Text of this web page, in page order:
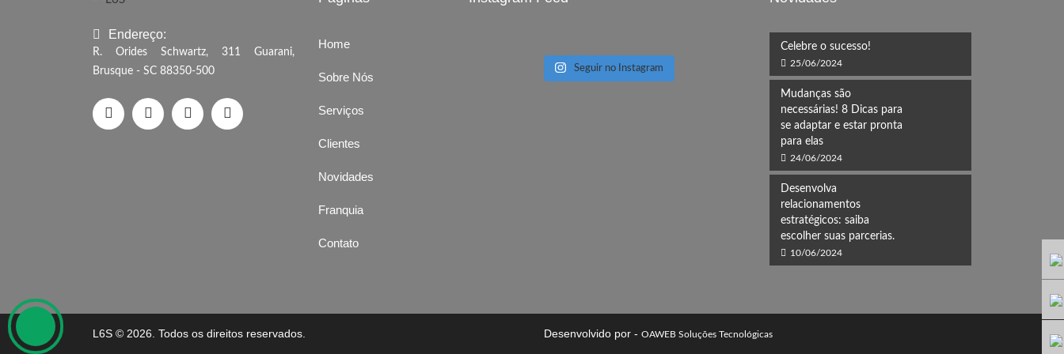
Endereço:
R. Orides Schwartz, 311 Guarani,
Brusque - SC 88350-500
Home
Sobre Nós
Serviços
Clientes
Novidades
Franquia
Contato
Seguir no Instagram
Celebre o sucesso!
25/06/2024
Mudanças são
necessárias! 8 Dicas para
se adaptar e estar pronta
para elas
24/06/2024
Desenvolva
relacionamentos
estratégicos: saiba
escolher suas parcerias.
10/06/2024
L6S © 2026. Todos os direitos reservados. Desenvolvido por - OAWEB Soluções Tecnológicas